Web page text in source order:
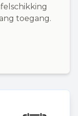
toegang.